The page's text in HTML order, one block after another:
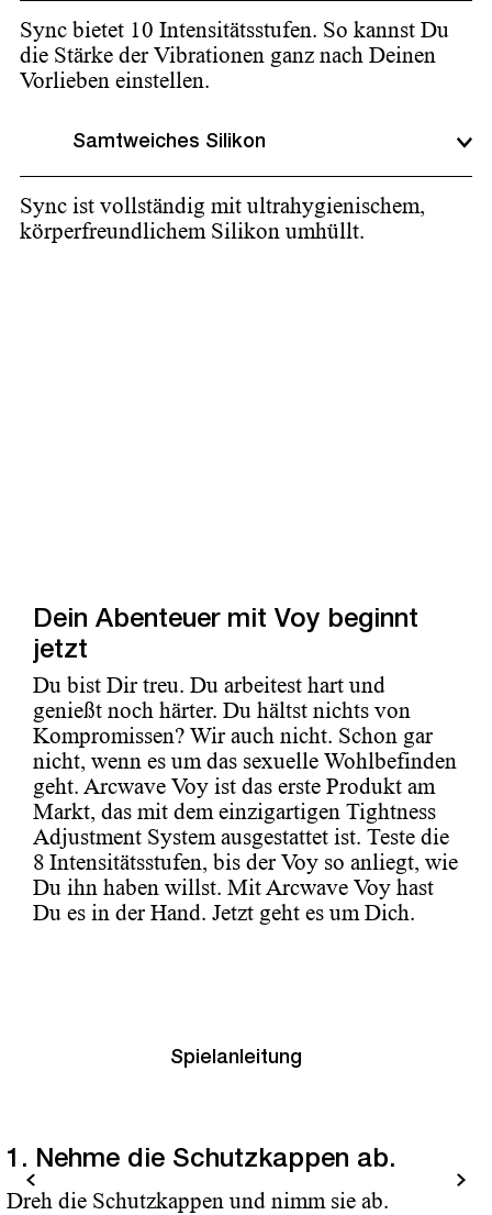
Sync bietet 10 Intensitätsstufen. So kannst Du
die Stärke der Vibrationen ganz nach Deinen
Vorlieben einstellen.
Samtweiches Silikon
Sync ist vollständig mit ultrahygienischem,
körperfreundlichem Silikon umhüllt.
Dein Abenteuer mit Voy beginnt
jetzt
Du bist Dir treu. Du arbeitest hart und
genießt noch härter. Du hältst nichts von
Kompromissen? Wir auch nicht. Schon gar
nicht, wenn es um das sexuelle Wohlbefinden
geht. Arcwave Voy ist das erste Produkt am
Markt, das mit dem einzigartigen Tightness
Adjustment System ausgestattet ist. Teste die
8 Intensitätsstufen, bis der Voy so anliegt, wie
Du ihn haben willst. Mit Arcwave Voy hast
Du es in der Hand. Jetzt geht es um Dich.
Spielanleitung
Weiter
1. Nehme die Schutzkappen ab.
Dreh die Schutzkappen und nimm sie ab.